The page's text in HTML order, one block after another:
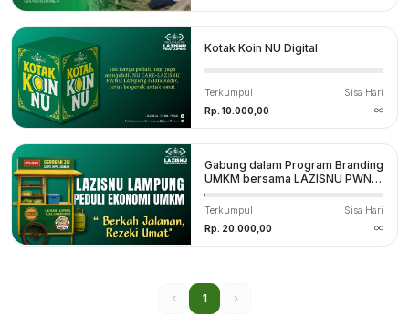
Kotak Koin NU Digital
Terkumpul
Rp. 10.000,00
Sisa Hari
Gabung dalam Program Branding
UMKM bersama LAZISNU PWNU
Lampung
Terkumpul
Rp. 20.000,00
Sisa Hari
‹ 1 ›